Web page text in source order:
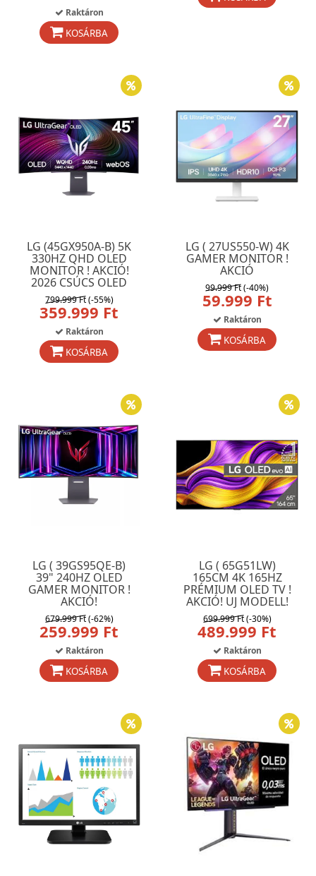
Raktáron
KOSÁRBA
LG (45GX950A-B) 5K
330HZ QHD OLED
MONITOR ! AKCIÓ!
2026 CSÚCS OLED
799.999 Ft(-55%)
359.999 Ft
Raktáron
KOSÁRBA
LG ( 27US550-W) 4K
GAMER MONITOR !
AKCIÓ
99.999 Ft(-40%)
59.999 Ft
Raktáron
KOSÁRBA
LG ( 39GS95QE-B)
39" 240HZ OLED
GAMER MONITOR !
AKCIÓ!
679.999 Ft(-62%)
259.999 Ft
Raktáron
KOSÁRBA
LG ( 65G51LW)
165CM 4K 165HZ
PRÉMIUM OLED TV !
AKCIÓ! UJ MODELL!
699.999 Ft(-30%)
489.999 Ft
Raktáron
KOSÁRBA